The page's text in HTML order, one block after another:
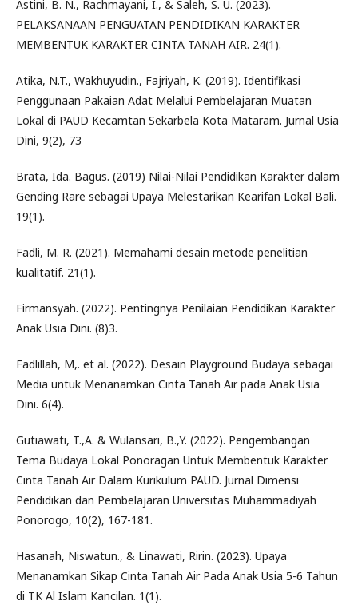
Astini, B. N., Rachmayani, I., & Saleh, S. U. (2023).
PELAKSANAAN PENGUATAN PENDIDIKAN KARAKTER
MEMBENTUK KARAKTER CINTA TANAH AIR. 24(1).
Atika, N.T., Wakhuyudin., Fajriyah, K. (2019). Identifikasi
Penggunaan Pakaian Adat Melalui Pembelajaran Muatan
Lokal di PAUD Kecamtan Sekarbela Kota Mataram. Jurnal Usia
Dini, 9(2), 73
Brata, Ida. Bagus. (2019) Nilai-Nilai Pendidikan Karakter dalam
Gending Rare sebagai Upaya Melestarikan Kearifan Lokal Bali.
19(1).
Fadli, M. R. (2021). Memahami desain metode penelitian
kualitatif. 21(1).
Firmansyah. (2022). Pentingnya Penilaian Pendidikan Karakter
Anak Usia Dini. (8)3.
Fadlillah, M,. et al. (2022). Desain Playground Budaya sebagai
Media untuk Menanamkan Cinta Tanah Air pada Anak Usia
Dini. 6(4).
Gutiawati, T.,A. & Wulansari, B.,Y. (2022). Pengembangan
Tema Budaya Lokal Ponoragan Untuk Membentuk Karakter
Cinta Tanah Air Dalam Kurikulum PAUD. Jurnal Dimensi
Pendidikan dan Pembelajaran Universitas Muhammadiyah
Ponorogo, 10(2), 167-181.
Hasanah, Niswatun., & Linawati, Ririn. (2023). Upaya
Menanamkan Sikap Cinta Tanah Air Pada Anak Usia 5-6 Tahun
di TK Al Islam Kancilan. 1(1).